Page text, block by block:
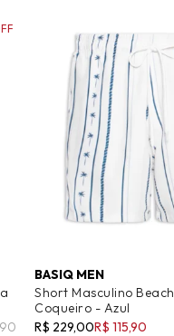
BASIQ MEN
Short Masculino
Coqueiro - Azul
R$ 229,00R$ 115,90